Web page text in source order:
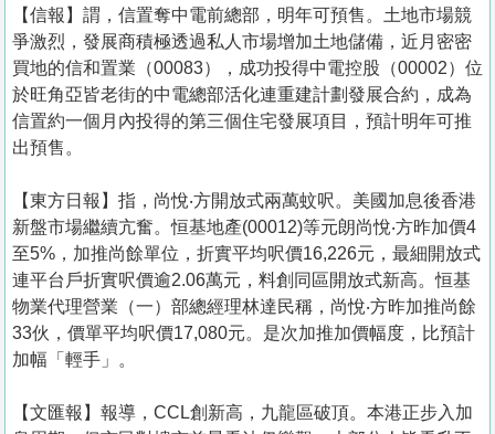
【信報】謂，信置奪中電前總部，明年可預售。土地市場競
爭激烈，發展商積極透過私人市場增加土地儲備，近月密密
買地的信和置業（00083），成功投得中電控股（00002）位
於旺角亞皆老街的中電總部活化連重建計劃發展合約，成為
信置約一個月內投得的第三個住宅發展項目，預計明年可推
出預售。
【東方日報】指，尚悅‧方開放式兩萬蚊呎。美國加息後香港
新盤市場繼續亢奮。恒基地產(00012)等元朗尚悅‧方昨加價4
至5%，加推尚餘單位，折實平均呎價16,226元，最細開放式
連平台戶折實呎價逾2.06萬元，料創同區開放式新高。恒基
物業代理營業（一）部總經理林達民稱，尚悅‧方昨加推尚餘
33伙，價單平均呎價17,080元。是次加推加價幅度，比預計
加幅「輕手」。
【文匯報】報導，CCL創新高，九龍區破頂。本港正步入加